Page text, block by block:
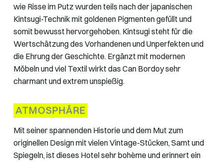
wie Risse im Putz wurden teils nach der japanischen
Kintsugi-Technik mit goldenen Pigmenten gefüllt und
somit bewusst hervorgehoben. Kintsugi steht für die
Wertschätzung des Vorhandenen und Unperfekten und
die Ehrung der Geschichte. Ergänzt mit modernen
Möbeln und viel Textil wirkt das Can Bordoy sehr
charmant und extrem unspießig.
ATMOSPHÄRE
Mit seiner spannenden Historie und dem Mut zum
originellen Design mit vielen Vintage-Stücken, Samt und
Spiegeln, ist dieses Hotel sehr bohème und erinnert ein